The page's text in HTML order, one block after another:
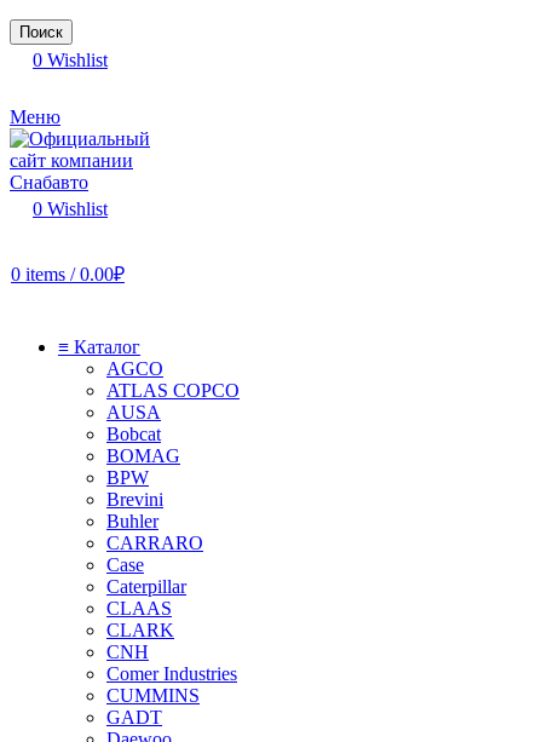
Поиск
0 Wishlist
Меню
0 Wishlist
0 items / 0.00₽
≡ Каталог
AGCO
ATLAS COPCO
AUSA
Bobcat
BOMAG
BPW
Brevini
Buhler
CARRARO
Case
Caterpillar
CLAAS
CLARK
CNH
Comer Industries
CUMMINS
GADT